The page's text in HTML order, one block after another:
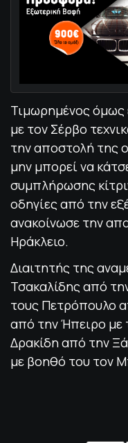
Τιμωρημένος όμως
με τον Σέρβο
την αποστολή της
μην μπορεί να
συμπλήρωσης
οδηγίες από την
ανακοίνωσε την
Ηράκλειο.
Διαιτητής της
Τσακαλίδης από
τους Πετρόπουλο
από την Ήπειρο με
Δρακίδη από την
με βοηθό του τον